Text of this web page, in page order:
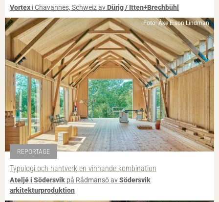
Vortex i Chavannes, Schweiz avDürig / Itten+Brechbühl
Foto: Åke E:son Lindman
REPORTAGE
Typologi och hantverk en vinnande kombination
Ateljé i Södersvik på Rådmansö avSödersvik
arkitekturproduktion